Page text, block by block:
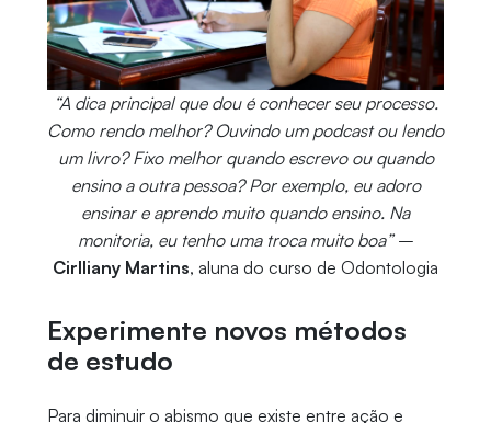
“A dica principal que dou é conhecer seu processo.
Como rendo melhor? Ouvindo um podcast ou lendo
um livro? Fixo melhor quando escrevo ou quando
ensino a outra pessoa? Por exemplo, eu adoro
ensinar e aprendo muito quando ensino. Na
monitoria, eu tenho uma troca muito boa”–
Cirlliany Martins, aluna do curso de Odontologia
Experimente novos métodos
de estudo
Para diminuir o abismo que existe entre ação e